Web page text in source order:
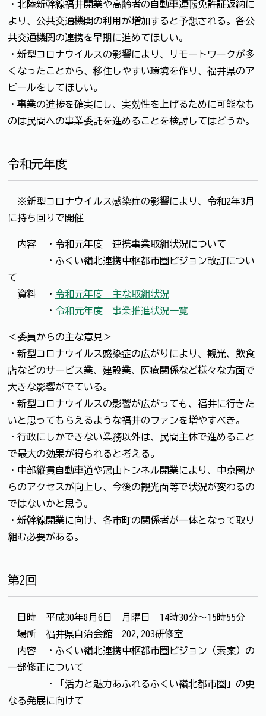
・北陸新幹線福井開業や高齢者の自動車運転免許証返納に
より、公共交通機関の利用が増加すると予想される。各公
共交通機関の連携を早期に進めてほしい。
・新型コロナウイルスの影響により、リモートワークが多
くなったことから、移住しやすい環境を作り、福井県のア
ピールをしてほしい。
・事業の進捗を確実にし、実効性を上げるために可能なも
のは民間への事業委託を進めることを検討してはどうか。
令和元年度
※新型コロナウイルス感染症の影響により、令和2年3月
に持ち回りで開催
内容 ・令和元年度 連携事業取組状況について
・ふくい嶺北連携中枢都市圏ビジョン改訂につい
て
資料 ・ 令和元年度 主な取組状況
・ 令和元年度 事業推進状況一覧
＜委員からの主な意見＞
・新型コロナウイルス感染症の広がりにより、観光、飲食
店などのサービス業、建設業、医療関係など様々な方面で
大きな影響がでている。
・新型コロナウイルスの影響が広がっても、福井に行きた
いと思ってもらえるような福井のファンを増やすべき。
・行政にしかできない業務以外は、民間主体で進めること
で最大の効果が得られると考える。
・中部縦貫自動車道や冠山トンネル開業により、中京圏か
らのアクセスが向上し、今後の観光面等で状況が変わるの
ではないかと思う。
・新幹線開業に向け、各市町の関係者が一体となって取り
組む必要がある。
第2回
日時 平成30年8月6日 月曜日 14時30分～15時55分
場所 福井県自治会館 202,203研修室
内容 ・ふくい嶺北連携中枢都市圏ビジョン（素案）の
一部修正について
・「活力と魅力あふれるふくい嶺北都市圏」の更
なる発展に向けて